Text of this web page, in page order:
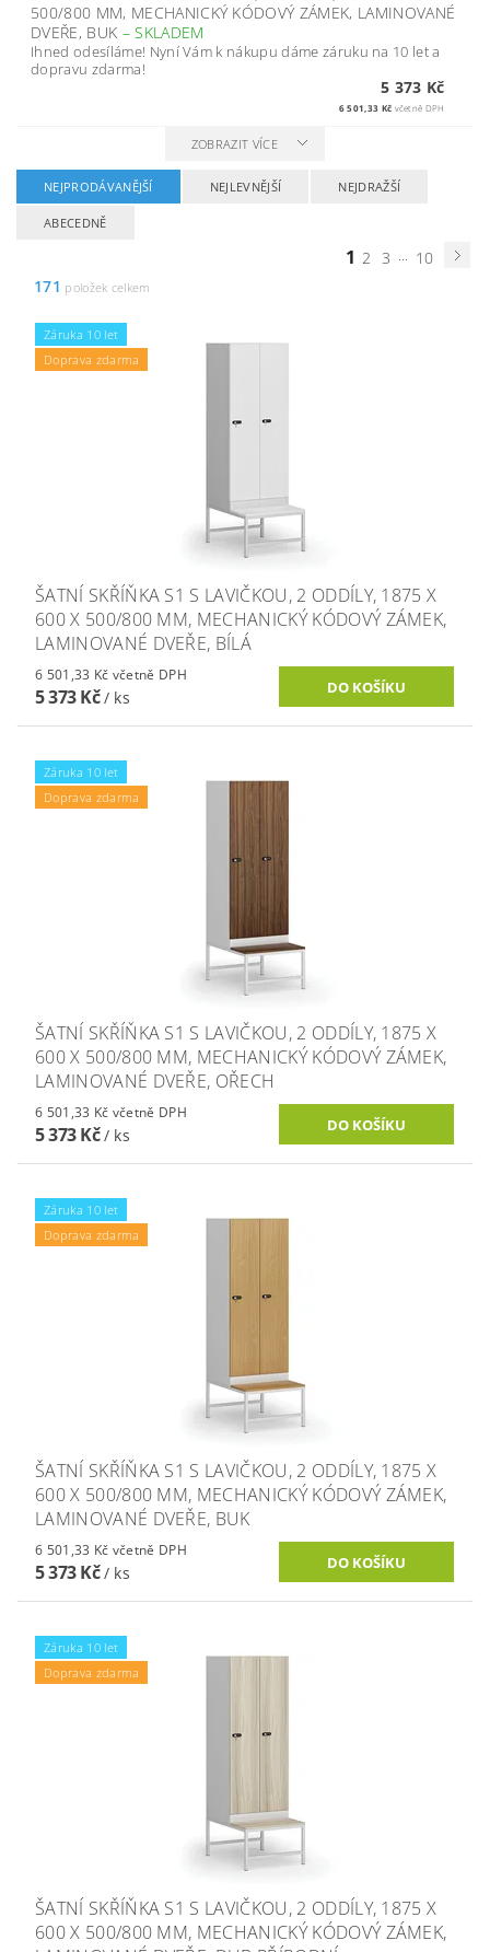
500/800 MM, MECHANICKÝ KÓDOVÝ ZÁMEK, LAMINOVANÉ
DVEŘE, BUK –SKLADEM
Ihned odesíláme! Nyní Vám k nákupu dáme záruku na 10 let a
dopravu zdarma!
5 373 Kč
6 501,33 Kč včetně DPH
ZOBRAZIT VÍCE
NEJPRODÁVANĚJŠÍ NEJLEVNĚJŠÍ NEJDRAŽŠÍ
ABECEDNĚ
1 2 3 ... 10
171 položek celkem
Záruka 10 let
Doprava zdarma
ŠATNÍ SKŘÍŇKA S1 S LAVIČKOU, 2 ODDÍLY, 1875 X
600 X 500/800 MM, MECHANICKÝ KÓDOVÝ ZÁMEK,
LAMINOVANÉ DVEŘE, BÍLÁ
6 501,33 Kč včetně DPH
5 373 Kč/ ks
Záruka 10 let
Doprava zdarma
ŠATNÍ SKŘÍŇKA S1 S LAVIČKOU, 2 ODDÍLY, 1875 X
600 X 500/800 MM, MECHANICKÝ KÓDOVÝ ZÁMEK,
LAMINOVANÉ DVEŘE, OŘECH
6 501,33 Kč včetně DPH
5 373 Kč/ ks
Záruka 10 let
Doprava zdarma
ŠATNÍ SKŘÍŇKA S1 S LAVIČKOU, 2 ODDÍLY, 1875 X
600 X 500/800 MM, MECHANICKÝ KÓDOVÝ ZÁMEK,
LAMINOVANÉ DVEŘE, BUK
6 501,33 Kč včetně DPH
5 373 Kč/ ks
Záruka 10 let
Doprava zdarma
ŠATNÍ SKŘÍŇKA S1 S LAVIČKOU, 2 ODDÍLY, 1875 X
600 X 500/800 MM, MECHANICKÝ KÓDOVÝ ZÁMEK,